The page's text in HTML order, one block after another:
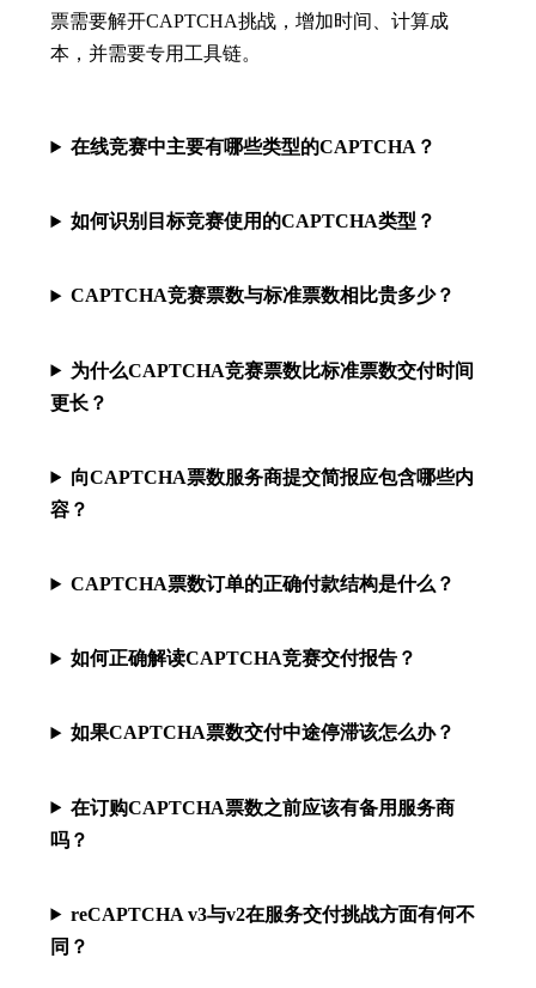
票需要解开CAPTCHA挑战，增加时间、计算成
本，并需要专用工具链。
在线竞赛中主要有哪些类型的CAPTCHA？
如何识别目标竞赛使用的CAPTCHA类型？
CAPTCHA竞赛票数与标准票数相比贵多少？
为什么CAPTCHA竞赛票数比标准票数交付时间
更长？
向CAPTCHA票数服务商提交简报应包含哪些内
容？
CAPTCHA票数订单的正确付款结构是什么？
如何正确解读CAPTCHA竞赛交付报告？
如果CAPTCHA票数交付中途停滞该怎么办？
在订购CAPTCHA票数之前应该有备用服务商
吗？
reCAPTCHA v3与v2在服务交付挑战方面有何不
同？